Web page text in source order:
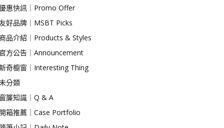
惠快訊｜Promo Offer
友好品牌｜MSBT Picks
品介紹｜Products & Styles
官方公告｜Announcement
奇櫥窗｜Interesting Thing
分類
窗簾知識｜Q & A
開箱推薦｜Case Portfolio